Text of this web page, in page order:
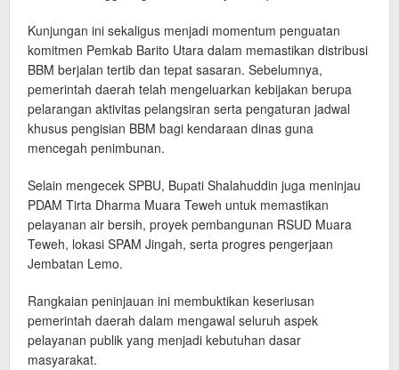
Kunjungan ini sekaligus menjadi momentum penguatan
komitmen Pemkab Barito Utara dalam memastikan distribusi
BBM berjalan tertib dan tepat sasaran. Sebelumnya,
pemerintah daerah telah mengeluarkan kebijakan berupa
pelarangan aktivitas pelangsiran serta pengaturan jadwal
khusus pengisian BBM bagi kendaraan dinas guna
mencegah penimbunan.
Selain mengecek SPBU, Bupati Shalahuddin juga meninjau
PDAM Tirta Dharma Muara Teweh untuk memastikan
pelayanan air bersih, proyek pembangunan RSUD Muara
Teweh, lokasi SPAM Jingah, serta progres pengerjaan
Jembatan Lemo.
Rangkaian peninjauan ini membuktikan keseriusan
pemerintah daerah dalam mengawal seluruh aspek
pelayanan publik yang menjadi kebutuhan dasar
masyarakat.